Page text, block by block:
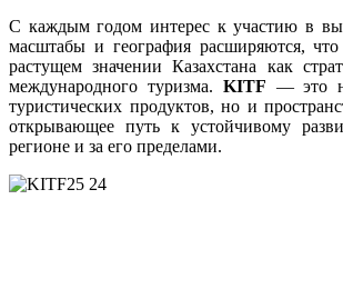
С каждым годом интерес к участию в
масштабы и география расширяются, что
растущем значении Казахстана как
международного туризма. KITF — это
туристических продуктов, но и
открывающее путь к устойчивому
регионе и за его пределами.